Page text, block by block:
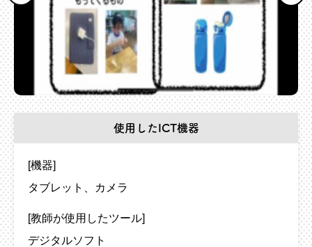
使用したICT機器
[機器]
タブレット
カメラ
[教師が使用したツール]
デジタルソフト